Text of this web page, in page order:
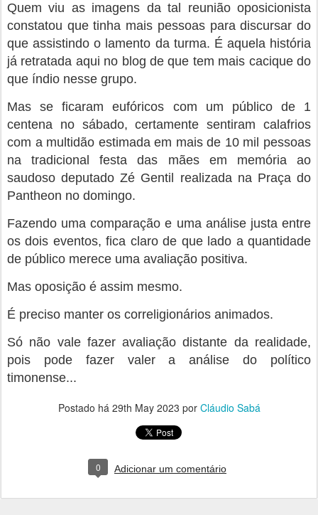
Quem viu as imagens da tal reunião oposicionista
constatou que tinha mais pessoas para discursar do
que assistindo o lamento da turma. É aquela história
já retratada aqui no blog de que tem mais cacique do
que índio nesse grupo.
Mas se ficaram eufóricos com um público de 1
centena no sábado, certamente sentiram calafrios
com a multidão estimada em mais de 10 mil pessoas
na tradicional festa das mães em memória ao
saudoso deputado Zé Gentil realizada na Praça do
Pantheon no domingo.
Fazendo uma comparação e uma análise justa entre
os dois eventos, fica claro de que lado a quantidade
de público merece uma avaliação positiva.
Mas oposição é assim mesmo.
É preciso manter os correligionários animados.
Só não vale fazer avaliação distante da realidade,
pois pode fazer valer a análise do político
timonense...
Postado há 29th May 2023 por Cláudio Sabá
0 Adicionar um comentário